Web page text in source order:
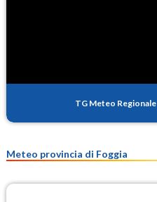
PM25
TG Meteo Regionale
Meteo provincia di Foggia